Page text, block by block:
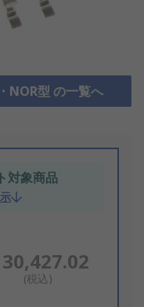
NOR型 の一覧へ
対象商品
30,427.02
(税込)